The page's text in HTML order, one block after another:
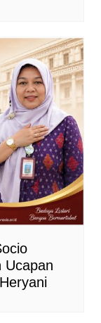
Ucapan